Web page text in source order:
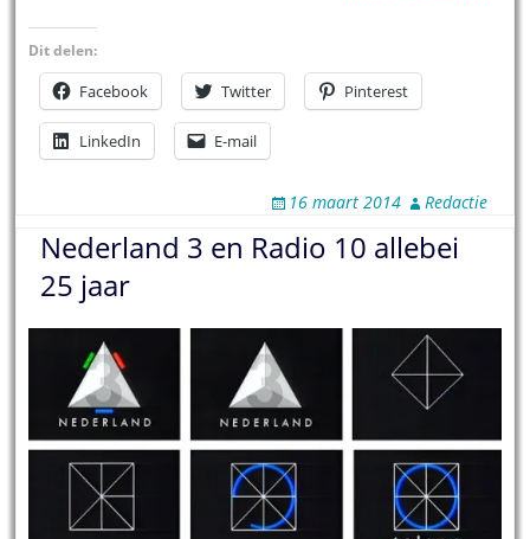
Dit delen:
Facebook Twitter Pinterest
LinkedIn E-mail
16 maart 2014 Redactie
Nederland 3 en Radio 10 allebei
25 jaar